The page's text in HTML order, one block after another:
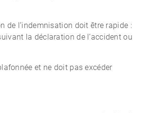
de l’indemnisation doit être rapide :
la déclaration de l’accident ou
et ne doit pas excéder